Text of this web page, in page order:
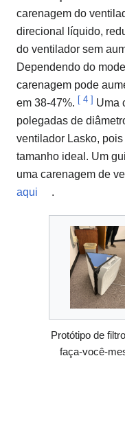
carenagem do
direcional líquido,
do ventilador sem
Dependendo do
carenagem pode
em 38-47%. [ 4 ] Uma
polegadas de
ventilador Lasko,
tamanho ideal. Um
uma carenagem de
aqui
.
Protótipo de
faça-você-